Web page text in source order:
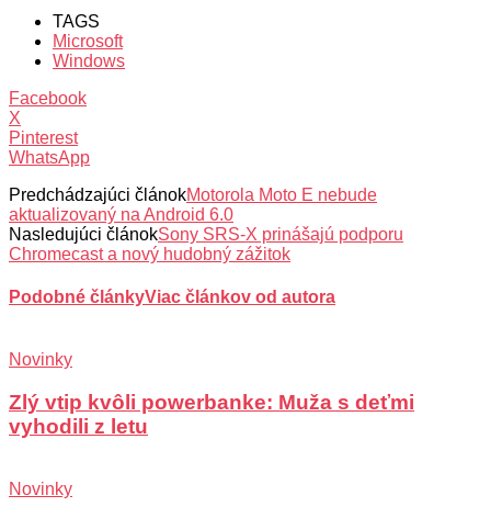
TAGS
Microsoft
Windows
Facebook
X
Pinterest
WhatsApp
Predchádzajúci článokMotorola Moto E nebude
aktualizovaný na Android 6.0
Nasledujúci článokSony SRS-X prinášajú podporu
Chromecast a nový hudobný zážitok
Podobné článkyViac článkov od autora
Novinky
Zlý vtip kvôli powerbanke: Muža s deťmi
vyhodili z letu
Novinky